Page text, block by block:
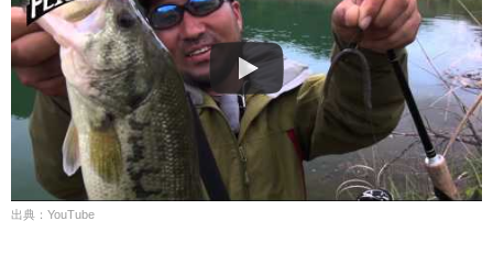
出典：YouTube